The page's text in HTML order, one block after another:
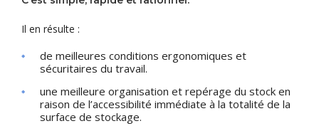
Il en résulte :
de meilleures conditions ergonomiques et
sécuritaires du travail.
une meilleure organisation et repérage du stock en
raison de l’accessibilité immédiate à la totalité de la
surface de stockage.